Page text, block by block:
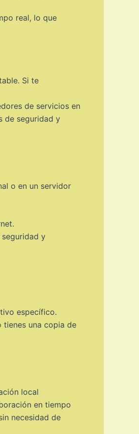
real, lo que
Si te
de servicios en
de seguridad y
o en un servidor
y
específico.
una copia de
local
en tiempo
necesidad de